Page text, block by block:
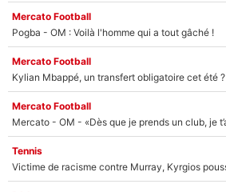
Mercato Football
Pogba - OM : Voilà l'homme qui a tout gâché !
Mercato Football
Kylian Mbappé, un transfert obligatoire cet été ?
Mercato Football
Tennis